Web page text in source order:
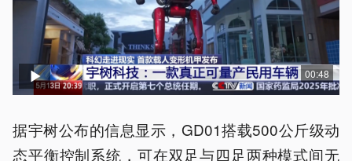
00:48
据宇树公布的信息显示，GD01搭载500公斤级动
态平衡控制系统，可在双足与四足两种模式间无